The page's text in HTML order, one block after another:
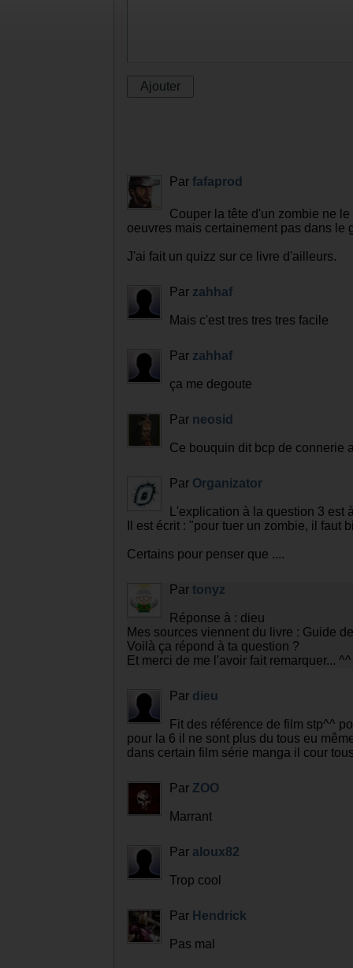
Par fafaprod
Couper la tête d'un zombie ne
oeuvres mais certainement pas dans le
J'ai fait un quizz sur ce livre d'ailleurs.
Par zahhaf
Mais c'est tres tres tres facile
Par zahhaf
ça me degoute
Par neosid
Ce bouquin dit bcp de connerie
Par Organizator
L'explication à la question 3 est
Il est écrit : "pour tuer un zombie, il faut
Certains pour penser que ....
Par tonyz
Réponse à : dieu
Mes sources viennent du livre : Guide
Voilà ça répond à ta question ?
Et merci de me l'avoir fait remarquer... ^^
Par dieu
Fit des référence de film stp^^
pour la 6 il ne sont plus du tous eu
dans certain film série manga il cour
Par ZOO
Marrant
Par aloux82
Trop cool
Par Hendrick
Pas mal